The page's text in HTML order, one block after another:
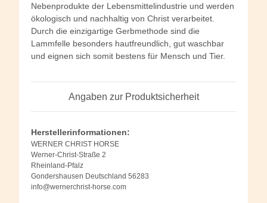
Nebenprodukte der Lebensmittelindustrie und werden
ökologisch und nachhaltig von Christ verarbeitet.
Durch die einzigartige Gerbmethode sind die
Lammfelle besonders hautfreundlich, gut waschbar
und eignen sich somit bestens für Mensch und Tier.
Angaben zur Produktsicherheit
Herstellerinformationen:
WERNER CHRIST HORSE
Werner-Christ-Straße 2
Rheinland-Pfalz
Gondershausen Deutschland 56283
info@wernerchrist-horse.com